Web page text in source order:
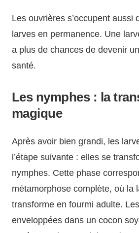
Les ouvrières s’occupent aussi
larves en permanence. Une
a plus de chances de devenir
santé.
Les nymphes : la
magique
Après avoir bien grandi, les
l’étape suivante : elles se
nymphes. Cette phase
métamorphose complète, où la
transforme en fourmi adulte.
enveloppées dans un cocon